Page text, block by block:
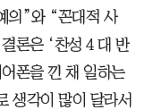
의”와 “꼰대적 사
론은 ‘찬성 4 대 반
폰을 낀 채 일하는
생각이 많이 달라서